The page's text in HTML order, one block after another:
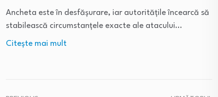
Ancheta este în desfășurare, iar autoritățile încearcă să
stabilească circumstanțele exacte ale atacului…
Citeşte mai mult